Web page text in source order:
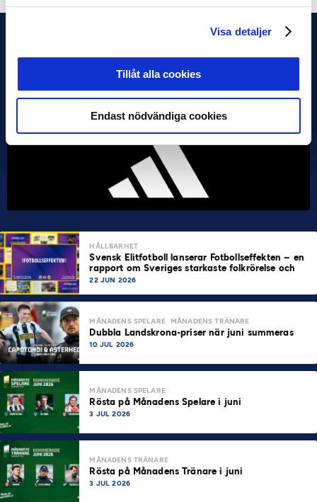
Visa detaljer
Tillåt alla cookies
Endast nödvändiga cookies
HÅLLBARHET
Svensk Elitfotboll lanserar Fotbollseffekten – en
rapport om Sveriges starkaste folkrörelse och
samhällskraft
22 JUN 2026
MÅNADENS SPELARE MÅNADENS TRÄNARE
Dubbla Landskrona-priser när juni summeras
10 JUL 2026
MÅNADENS SPELARE
Rösta på Månadens Spelare i juni
3 JUL 2026
MÅNADENS TRÄNARE
Rösta på Månadens Tränare i juni
3 JUL 2026